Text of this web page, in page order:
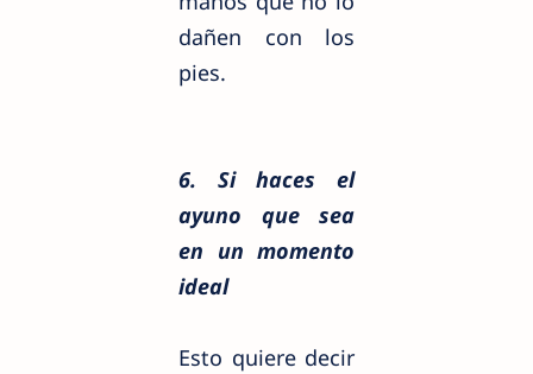
dañen con los
pies.
6. Si haces el
ayuno que sea
en un momento
ideal
Esto quiere decir